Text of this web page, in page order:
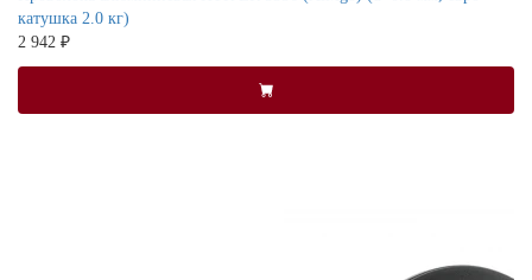
катушка 2.0 кг)
2 942 ₽